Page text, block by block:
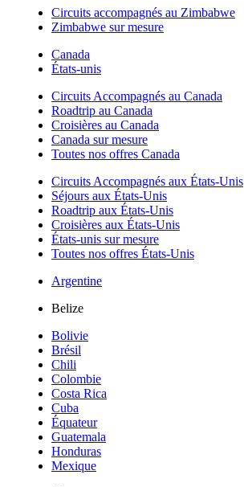
Circuits accompagnés au Zimbabwe
Zimbabwe sur mesure
Canada
États-unis
Circuits Accompagnés au Canada
Roadtrip au Canada
Croisières au Canada
Canada sur mesure
Toutes nos offres Canada
Circuits Accompagnés aux États-Unis
Séjours aux États-Unis
Roadtrip aux États-Unis
Croisières aux États-Unis
États-unis sur mesure
Toutes nos offres États-Unis
Argentine
Belize
Bolivie
Brésil
Chili
Colombie
Costa Rica
Cuba
Équateur
Guatemala
Honduras
Mexique